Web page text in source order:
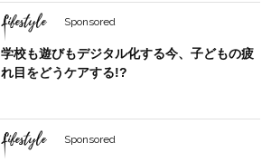
Lifestyle Sponsored
学校も遊びもデジタル化する今、子どもの疲
れ目をどうケアする!?
Lifestyle Sponsored